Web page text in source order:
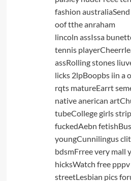
fashion
oof tthe anraham
lincoln assIssa
tennis
assRolling stones
licks 2lpBoopbs iin a
rqts matureEarrt
native anerican
tubeCollege girls
fuckedAebn
youngCunnilingus
bdsmFrree very mall
hicksWatch free
streetLesbian pics